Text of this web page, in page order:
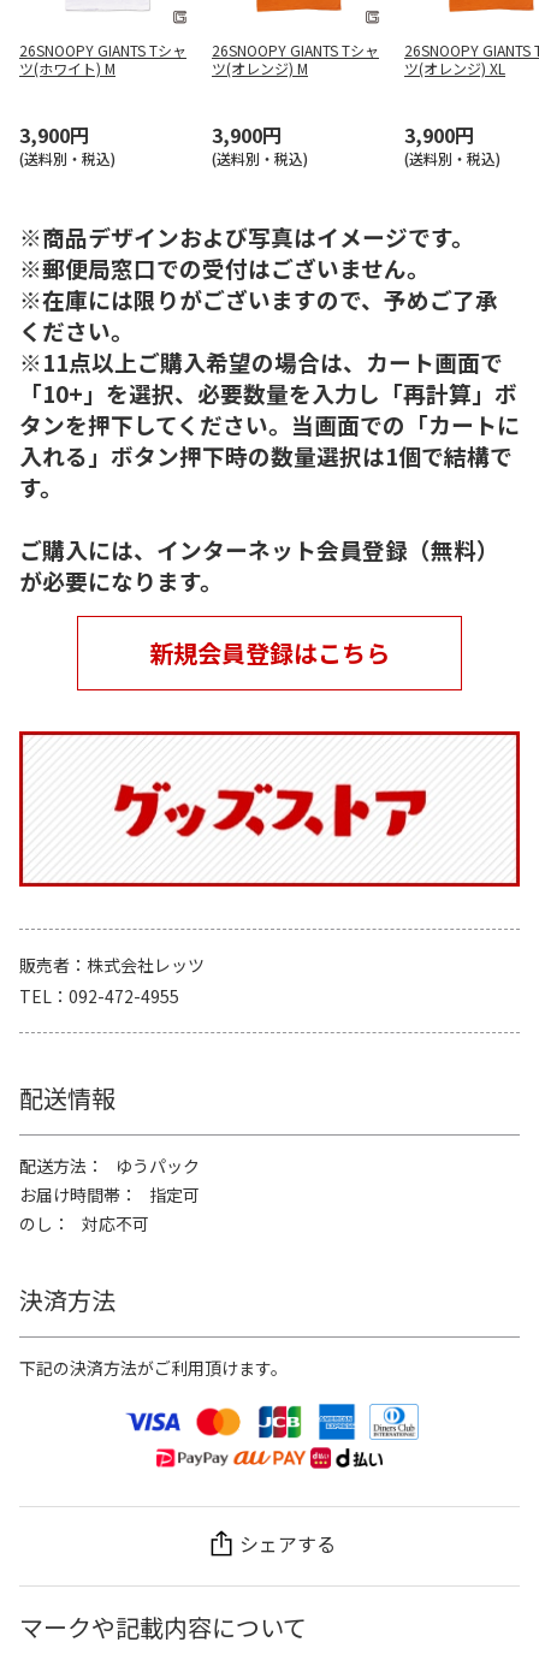
26SNOOPY GIANTS Tシャ
ツ(ホワイト) M
3,900円
(送料別・税込)
26SNOOPY GIANTS Tシャ
ツ(オレンジ) M
3,900円
(送料別・税込)
26SNOOPY GIANTS
ツ(オレンジ) XL
3,900円
(送料別・税込)
※商品デザインおよび写真はイメージです。
※郵便局窓口での受付はございません。
※在庫には限りがございますので、予めご了承
ください。
※11点以上ご購入希望の場合は、カート画面で
「10+」を選択、必要数量を入力し「再計算」ボ
タンを押下してください。当画面での「カートに
入れる」ボタン押下時の数量選択は1個で結構で
す。
ご購入には、インターネット会員登録（無料）
が必要になります。
新規会員登録はこちら
販売者
株式会社レッツ
TEL
092-472-4955
配送情報
配送方法
ゆうパック
お届け時間帯
指定可
のし
対応不可
決済方法
下記の決済方法がご利用頂けます。
シェアする
マークや記載内容について